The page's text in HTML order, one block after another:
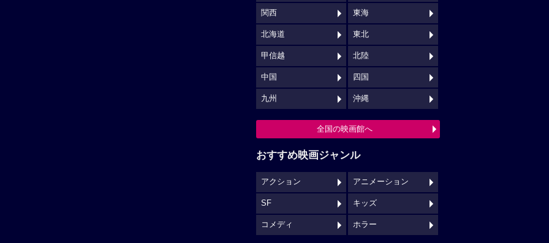
関西 東海
北海道 東北
甲信越 北陸
中国 四国
九州 沖縄
全国の映画館へ
おすすめ映画ジャンル
アクション アニメーション
SF キッズ
コメディ ホラー